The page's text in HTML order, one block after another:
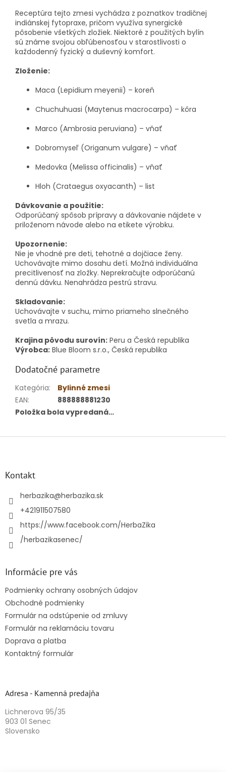
Receptúra tejto zmesi vychádza z poznatkov tradičnej
indiánskej fytopraxe, pričom využíva synergické
pôsobenie všetkých zložiek. Niektoré z použitých bylín
sú známe svojou obľúbenosťou v starostlivosti o
každodenný fyzický a duševný komfort.
Zloženie:
Maca (Lepidium meyenii) – koreň
Chuchuhuasi (Maytenus macrocarpa) – kôra
Marco (Ambrosia peruviana) – vňať
Dobromyseľ (Origanum vulgare) – vňať
Medovka (Melissa officinalis) – vňať
Hloh (Crataegus oxyacanth) – list
Dávkovanie a použitie:
Odporúčaný spôsob prípravy a dávkovanie nájdete v
priloženom návode alebo na etikete výrobku.
Upozornenie:
Nie je vhodné pre deti, tehotné a dojčiace ženy.
Uchovávajte mimo dosahu detí. Možná individuálna
precitlivenosť na zložky. Neprekračujte odporúčanú
dennú dávku. Nenahrádza pestrú stravu.
Skladovanie:
Uchovávajte v suchu, mimo priameho slnečného
svetla a mrazu.
Krajina pôvodu surovín: Peru a Česká republika
Výrobca: Blue Bloom s.r.o., Česká republika
Dodatočné parametre
Kategória:
Bylinné zmesi
EAN:
888888881230
Položka bola vypredaná…
Kontakt
herbazika@herbazika.sk
+421911507580
https://www.facebook.com/HerbaZika
/herbazikasenec/
Informácie pre vás
Podmienky ochrany osobných údajov
Obchodné podmienky
Formulár na odstúpenie od zmluvy
Formulár na reklamáciu tovaru
Doprava a platba
Kontaktný formulár
Adresa - Kamenná predajňa
Lichnerova 95/35
903 01 Senec
Slovensko